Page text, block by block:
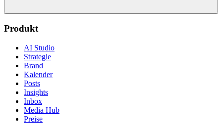
Produkt
AI Studio
Strategie
Brand
Kalender
Posts
Insights
Inbox
Media Hub
Preise